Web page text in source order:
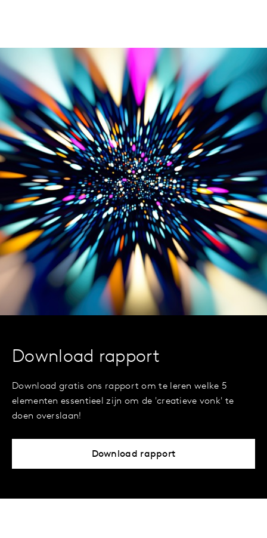
Download rapport
Download gratis ons rapport om te leren welke 5
elementen essentieel zijn om de 'creatieve vonk' te
doen overslaan!
Download rapport